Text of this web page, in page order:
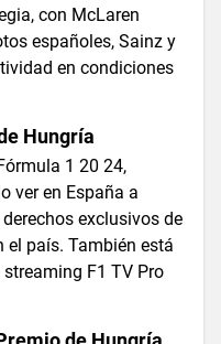
con McLaren
españoles, Sainz y
en condiciones
Hungría
1 20 24,
ver en España a
exclusivos de
el país. También está
F1 TV Pro